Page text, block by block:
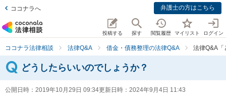
ココナラへ 弁護士の方はこちら
投稿する 探す 閲覧履歴 マイリスト ログイン
ココナラ法律相談 法律Q&A 借金・債務整理の法律Q&A 法律Q&A「
どうしたらいいのでしょうか？
公開日時： 2019年10月29日 09:34更新日時： 2024年9月4日 11:43